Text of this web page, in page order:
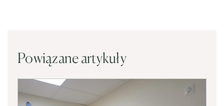
Powiązane artykuły